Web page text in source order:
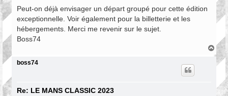
s
a
g
Peut-on déjà envisager un départ groupé pour cette édition
exceptionnelle. Voir également pour la billetterie et les
hébergements. Merci me revenir sur le sujet.
Boss74
a
u
boss74
Re: LE MANS CLASSIC 2023